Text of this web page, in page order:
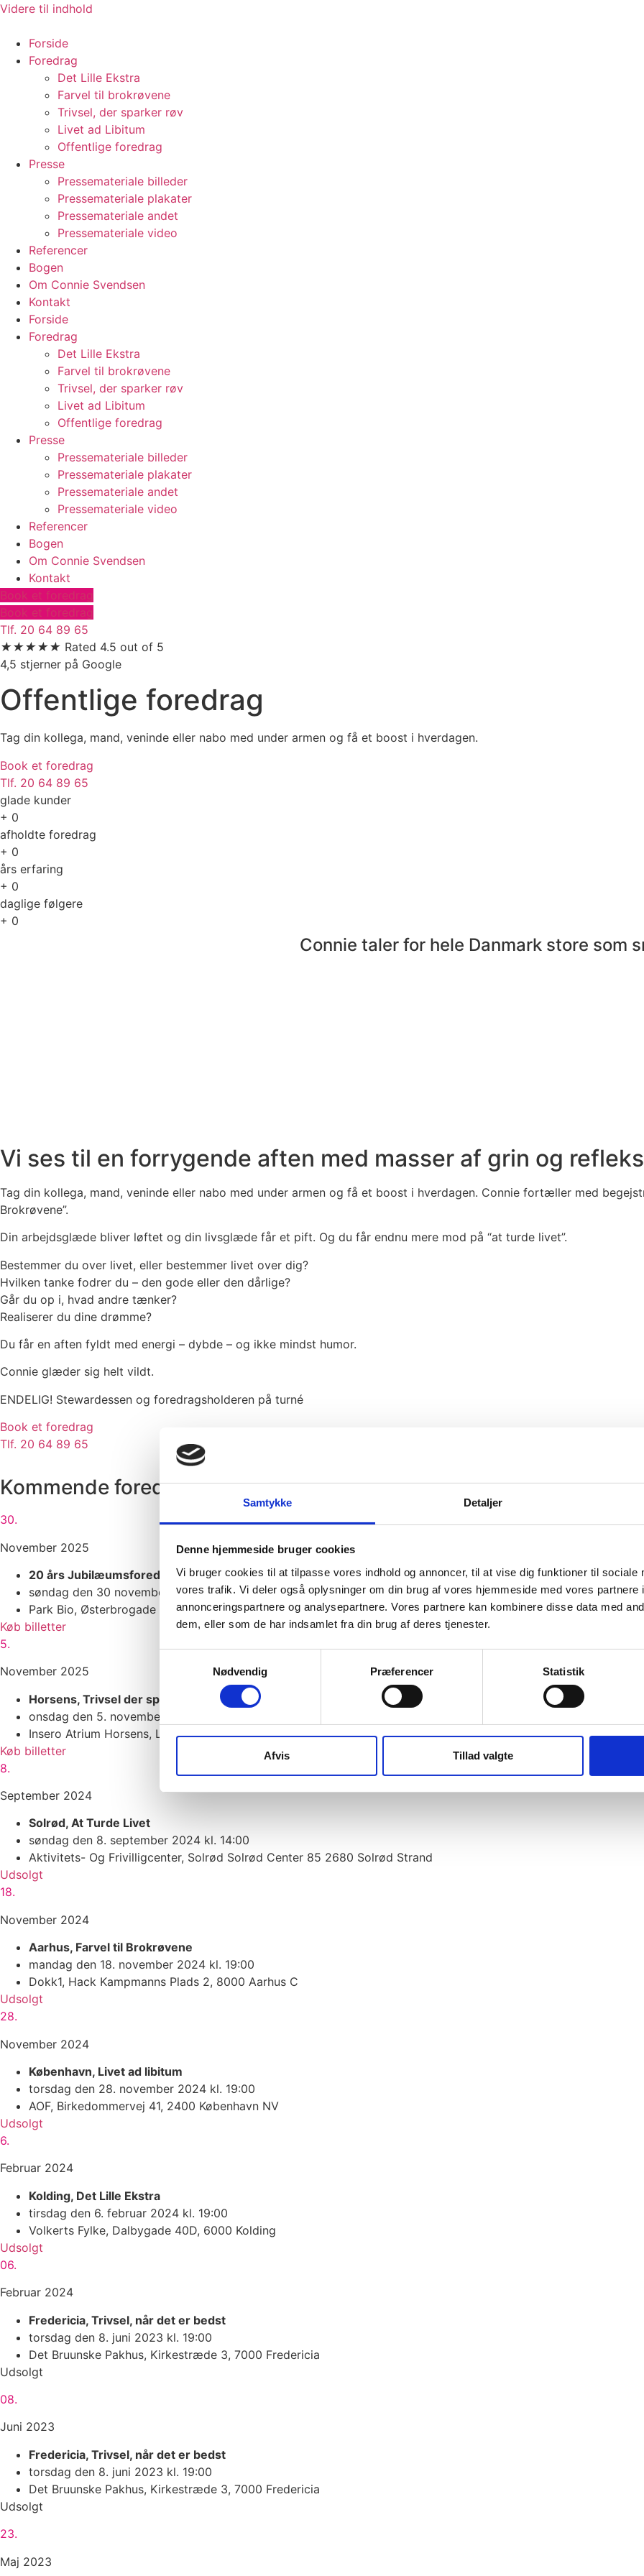
Samtykke Detaljer
Denne hjemmeside bruger cookies
Vi bruger cookies til at tilpasse vores indhold og annoncer, til at vise dig funktioner til sociale
vores trafik. Vi deler også oplysninger om din brug af vores hjemmeside med vores partnere
annonceringspartnere og analysepartnere. Vores partnere kan kombinere disse data med
dem, eller som de har indsamlet fra din brug af deres tjenester.
Nødvendig
Præferencer Statistik
Afvis Tillad valgte
Videre til indhold
Forside
Foredrag
Det Lille Ekstra
Farvel til brokrøvene
Trivsel, der sparker røv
Livet ad Libitum
Offentlige foredrag
Presse
Pressemateriale billeder
Pressemateriale plakater
Pressemateriale andet
Pressemateriale video
Referencer
Bogen
Om Connie Svendsen
Kontakt
Forside
Foredrag
Det Lille Ekstra
Farvel til brokrøvene
Trivsel, der sparker røv
Livet ad Libitum
Offentlige foredrag
Presse
Pressemateriale billeder
Pressemateriale plakater
Pressemateriale andet
Pressemateriale video
Referencer
Bogen
Om Connie Svendsen
Kontakt
Book et foredrag
Book et foredrag
Tlf. 20 64 89 65
★★★★★ Rated 4.5 out of 5
4,5 stjerner på Google
Offentlige foredrag
Tag din kollega, mand, veninde eller nabo med under armen og få et boost i hverdagen.
Book et foredrag
Tlf. 20 64 89 65
glade kunder
+ 0
afholdte foredrag
+ 0
års erfaring
+ 0
daglige følgere
+ 0
Connie taler for hele Danmark store som
Vi ses til en forrygende aften med masser af grin og
Tag din kollega, mand, veninde eller nabo med under armen og få et boost i hverdagen. Connie fortæller med
Brokrøvene”.
Din arbejdsglæde bliver løftet og din livsglæde får et pift. Og du får endnu mere mod på “at turde livet”.
Bestemmer du over livet, eller bestemmer livet over dig?
Hvilken tanke fodrer du – den gode eller den dårlige?
Går du op i, hvad andre tænker?
Realiserer du dine drømme?
Du får en aften fyldt med energi – dybde – og ikke mindst humor.
Connie glæder sig helt vildt.
ENDELIG! Stewardessen og foredragsholderen på turné
Book et foredrag
Tlf. 20 64 89 65
Kommende foredrag
30.
November 2025
20 års Jubilæumsforedrag
søndag den 30 november 2025 kl. 14:00
Park Bio, Østerbrogade 79, 2100 København
Køb billetter
5.
November 2025
Horsens, Trivsel der sparker røv
onsdag den 5. november 2025 kl. 19:00
Insero Atrium Horsens, Langmarksvej 53, 8700 Horsens
Køb billetter
8.
September 2024
Solrød, At Turde Livet
søndag den 8. september 2024 kl. 14:00
Aktivitets- Og Frivilligcenter, Solrød Solrød Center 85 2680 Solrød Strand
Udsolgt
18.
November 2024
Aarhus, Farvel til Brokrøvene
mandag den 18. november 2024 kl. 19:00
Dokk1, Hack Kampmanns Plads 2, 8000 Aarhus C
Udsolgt
28.
November 2024
København, Livet ad libitum
torsdag den 28. november 2024 kl. 19:00
AOF, Birkedommervej 41, 2400 København NV
Udsolgt
6.
Februar 2024
Kolding, Det Lille Ekstra
tirsdag den 6. februar 2024 kl. 19:00
Volkerts Fylke, Dalbygade 40D, 6000 Kolding
Udsolgt
06.
Februar 2024
Fredericia, Trivsel, når det er bedst
torsdag den 8. juni 2023 kl. 19:00
Det Bruunske Pakhus, Kirkestræde 3, 7000 Fredericia
Udsolgt
08.
Juni 2023
Fredericia, Trivsel, når det er bedst
torsdag den 8. juni 2023 kl. 19:00
Det Bruunske Pakhus, Kirkestræde 3, 7000 Fredericia
Udsolgt
23.
Maj 2023